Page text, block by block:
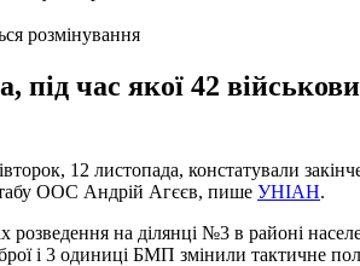
розмінування
під час якої 42
12 листопада, констатували
ООС Андрій Агєєв, пише УНІАН.
на ділянці №3 в районі
і 3 одиниці БМП змінили тактичне